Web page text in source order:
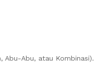
Abu-Abu, atau Kombinasi).